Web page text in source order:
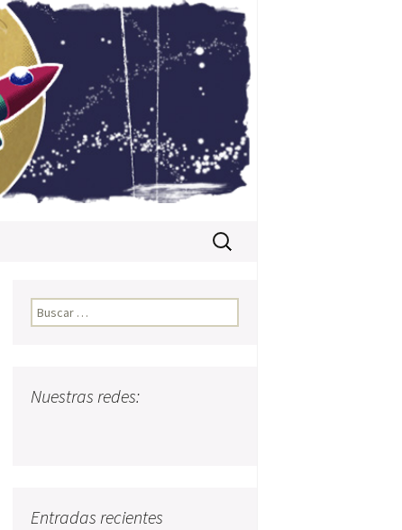
Buscar:
Buscar:
Nuestras redes:
Entradas recientes